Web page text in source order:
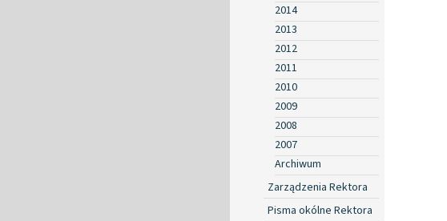
2014
2013
2012
2011
2010
2009
2008
2007
Archiwum
Zarządzenia Rektora
Pisma okólne Rektora